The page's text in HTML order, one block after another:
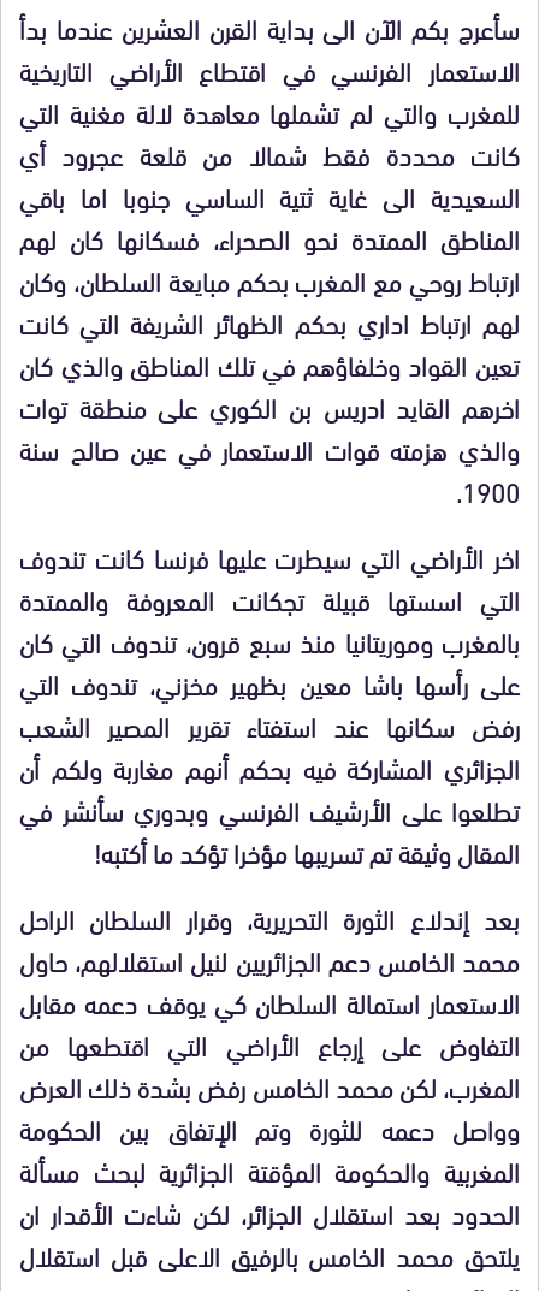
سأعرج بكم الآن الى بداية القرن العشرين عندما بدأ
الاستعمار الفرنسي في اقتطاع الأراضي التاريخية
للمغرب والتي لم تشملها معاهدة لالة مغنية التي
كانت محددة فقط شمالا من قلعة عجرود أي
السعيدية الى غاية ثتية الساسي جنوبا اما باقي
المناطق الممتدة نحو الصحراء، فسكانها كان لهم
ارتباط روحي مع المغرب بحكم مبايعة السلطان، وكان
لهم ارتباط اداري بحكم الظهائر الشريفة التي كانت
تعين القواد وخلفاؤهم في تلك المناطق والذي كان
اخرهم القايد ادريس بن الكوري على منطقة توات
والذي هزمته قوات الاستعمار في عين صالح سنة
1900.
اخر الأراضي التي سيطرت عليها فرنسا كانت تندوف
التي اسستها قبيلة تجكانت المعروفة والممتدة
بالمغرب وموريتانيا منذ سبع قرون، تندوف التي كان
على رأسها باشا معين بظهير مخزني، تندوف التي
رفض سكانها عند استفتاء تقرير المصير الشعب
الجزائري المشاركة فيه بحكم أنهم مغاربة ولكم أن
تطلعوا على الأرشيف الفرنسي وبدوري سأنشر في
المقال وثيقة تم تسريبها مؤخرا تؤكد ما أكتبه!
بعد إندلاع الثورة التحريرية، وقرار السلطان الراحل
محمد الخامس دعم الجزائريين لنيل استقلالهم، حاول
الاستعمار استمالة السلطان كي يوقف دعمه مقابل
التفاوض على إرجاع الأراضي التي اقتطعها من
المغرب، لكن محمد الخامس رفض بشدة ذلك العرض
وواصل دعمه للثورة وتم الإتفاق بين الحكومة
المغربية والحكومة المؤقتة الجزائرية لبحث مسألة
الحدود بعد استقلال الجزائر، لكن شاءت الأقدار ان
يلتحق محمد الخامس بالرفيق الاعلى قبل استقلال